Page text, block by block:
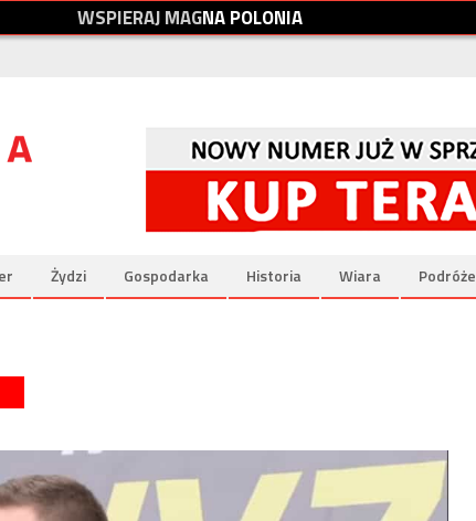
WSPIERAJMAGNAPOLONIA
Żydzi Gospodarka Historia Wiara Podróże